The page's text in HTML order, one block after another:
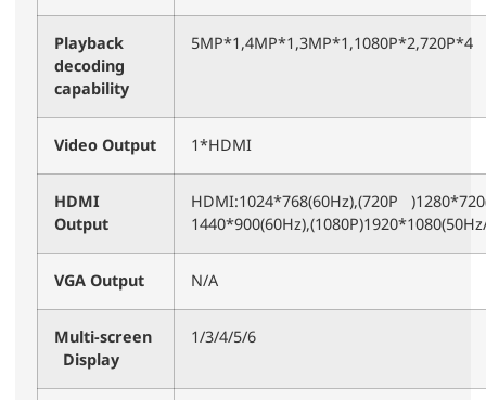
Playback
decoding
capability
5MP*1,4MP*1,3MP*1,1080P*2,720P*4
Video Output 1*HDMI
HDMI
Output
HDMI:1024*768(60Hz),(720P
VGA Output N/A
Multi-screen
Display
1/3/4/5/6